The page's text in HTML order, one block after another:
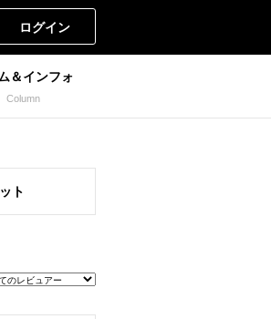
ログイン
＆インフォ
Column
ト